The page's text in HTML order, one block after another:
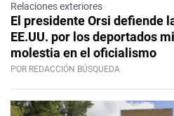
Relaciones exteriores
El presidente Orsi defiende
EE.UU. por los deportados
molestia en el oficialismo
POR REDACCIÓN BÚSQUEDA